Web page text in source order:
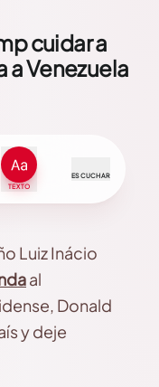
cuidar a
a Venezuela
TEXTO
ESCUCHAR
Luiz Inácio
al
Donald
y deje